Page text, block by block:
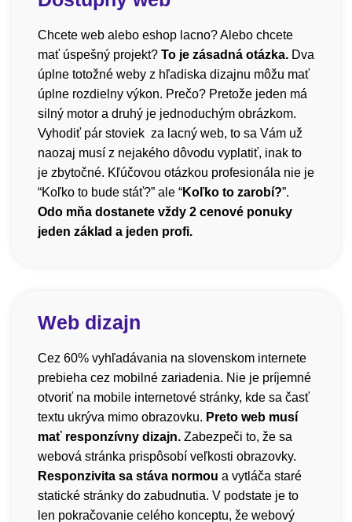
Chcete web alebo eshop lacno? Alebo chcete
mať úspešný projekt? To je zásadná otázka. Dva
úplne totožné weby z hľadiska dizajnu môžu mať
úplne rozdielny výkon. Prečo? Pretože jeden má
silný motor a druhý je jednoduchým obrázkom.
Vyhodiť pár stoviek za lacný web, to sa Vám už
naozaj musí z nejakého dôvodu vyplatiť, inak to
je zbytočné. Kľúčovou otázkou profesionála nie je
“Koľko to bude stáť?” ale “Koľko to zarobí?”.
Odo mňa dostanete vždy 2 cenové ponuky
jeden základ a jeden profi.
Web dizajn
Cez 60% vyhľadávania na slovenskom internete
prebieha cez mobilné zariadenia. Nie je príjemné
otvoriť na mobile internetové stránky, kde sa časť
textu ukrýva mimo obrazovku. Preto web musí
mať responzívny dizajn. Zabezpeči to, že sa
webová stránka prispôsobí veľkosti obrazovky.
Responzivita sa stáva normou a vytláča staré
statické stránky do zabudnutia. V podstate je to
len pokračovanie celého konceptu, že webový